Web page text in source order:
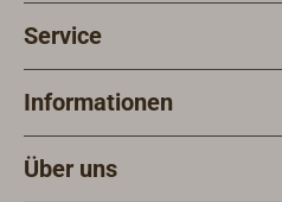
Service
Informationen
Über uns